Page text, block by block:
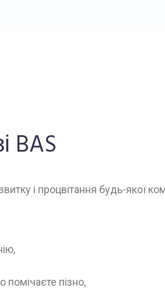
BAS
і процвітання будь-якої
помічаєте пізно,